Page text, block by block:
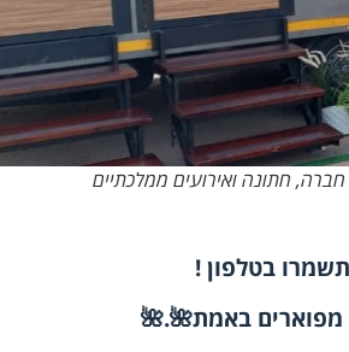
חתונה ואירועים ממלכתיים
תשמרו בטלפון!
מפוארים באמת🌺
.
🌺